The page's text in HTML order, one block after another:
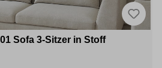
Sofa 3-Sitzer in Stoff